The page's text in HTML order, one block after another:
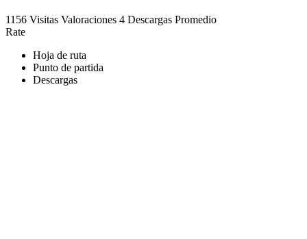
1156 Visitas Valoraciones 4 Descargas Promedio
Rate
Hoja de ruta
Punto de partida
Descargas